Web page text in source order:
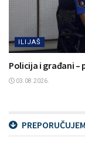
ILIJAŠ
Policija i građani –
03.08.2026.